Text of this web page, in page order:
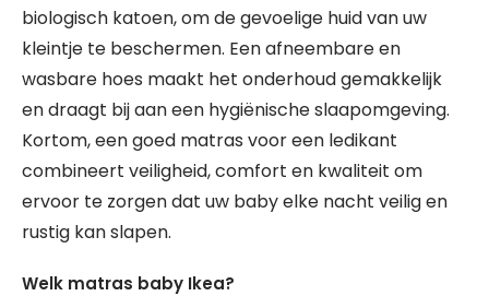
biologisch katoen, om de gevoelige huid van uw
kleintje te beschermen. Een afneembare en
wasbare hoes maakt het onderhoud gemakkelijk
en draagt bij aan een hygiënische slaapomgeving.
Kortom, een goed matras voor een ledikant
combineert veiligheid, comfort en kwaliteit om
ervoor te zorgen dat uw baby elke nacht veilig en
rustig kan slapen.
Welk matras baby Ikea?